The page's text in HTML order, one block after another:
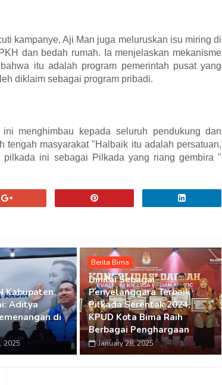
kampanye, Aji Man juga meluruskan isu miring di
dan bedah rumah. Ia menjelaskan mekanisme
itu adalah program pemerintah pusat yang
diklaim sebagai program pribadi.
menghimbau kepada seluruh pendukung dan
tengah masyarakat "Halbaik itu adalah persatuan,
ini sebagai Pilkada yang riang gembira "
Kabupaten
Aditya
di
2025
Berita Bima
Dinilai Sebagai
Penyelanggara Terbaik
Pilkada Serentak 2024,
KPUD Kota Bima Raih
Berbagai Penghargaan
January 28, 2025